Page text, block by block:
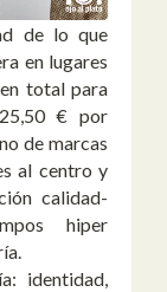
de lo que
en lugares
total para
25,50 € por
de marcas
al centro y
calidad-
hiper
identidad,